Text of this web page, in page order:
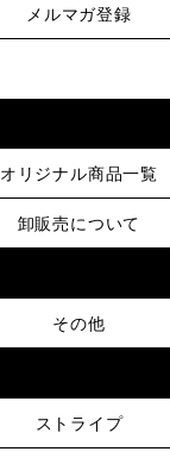
メルマガ登録
オリジナル商品一覧
卸販売について
その他
ストライプ